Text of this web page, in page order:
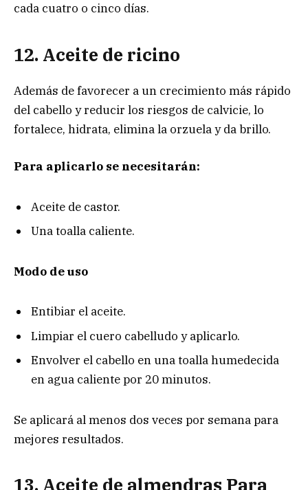
cada cuatro o cinco días.
12. Aceite de ricino
Además de favorecer a un crecimiento más rápido
del cabello y reducir los riesgos de calvicie, lo
fortalece, hidrata, elimina la orzuela y da brillo.
Para aplicarlo se necesitarán:
Aceite de castor.
Una toalla caliente.
Modo de uso
Entibiar el aceite.
Limpiar el cuero cabelludo y aplicarlo.
Envolver el cabello en una toalla humedecida
en agua caliente por 20 minutos.
Se aplicará al menos dos veces por semana para
mejores resultados.
13. Aceite de almendras Para